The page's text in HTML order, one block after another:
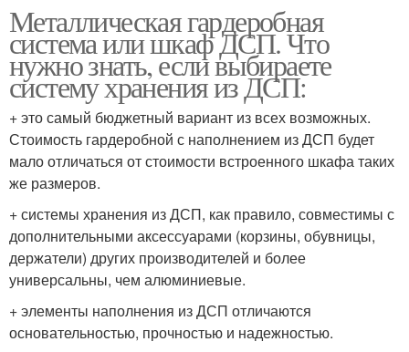
Металлическая гардеробная
система или шкаф ДСП. Что
нужно знать, если выбираете
систему хранения из ДСП:
+ это самый бюджетный вариант из всех возможных.
Стоимость гардеробной с наполнением из ДСП будет
мало отличаться от стоимости встроенного шкафа таких
же размеров.
+ системы хранения из ДСП, как правило, совместимы с
дополнительными аксессуарами (корзины, обувницы,
держатели) других производителей и более
универсальны, чем алюминиевые.
+ элементы наполнения из ДСП отличаются
основательностью, прочностью и надежностью.